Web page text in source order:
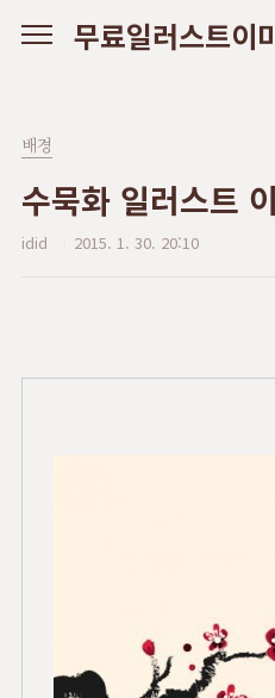
배경
수묵화 일러스트
idid 2015. 1. 30. 20:10